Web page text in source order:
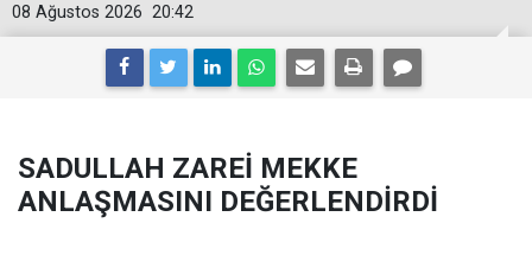
20:42
08 Ağustos 2026
SADULLAH ZAREİ MEKKE
ANLAŞMASINI DEĞERLENDİRDİ